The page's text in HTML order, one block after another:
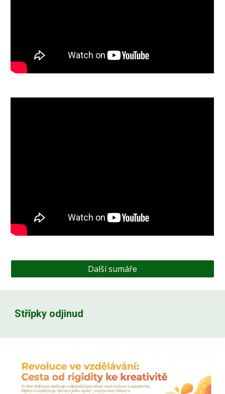
Další sumáře
Střípky odjinud